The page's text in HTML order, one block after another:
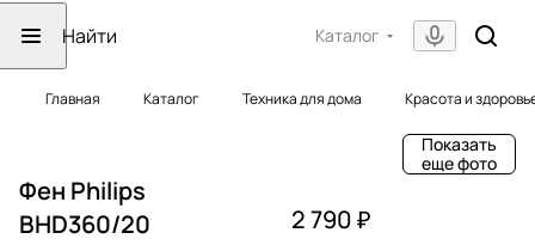
Каталог
Главная Каталог Техника для дома Красота и
Показать
еще фото
Фен Philips
BHD360/20
2 790 ₽